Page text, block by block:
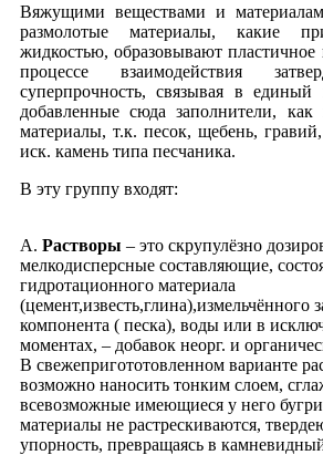
Вяжущими веществами и
размолотые материалы, какие
жидкостью, образовывают пластичное
процессе взаимодействия
суперпрочность, связывая в
добавленные сюда заполнители,
материалы, т.к. песок, щебень,
иск. камень типа песчаника.
В эту группу входят:
А. Растворы – это скрупулёзно
мелкодисперсные составляющие,
гидротационного материала
(цемент,известь,глина),измельчённого
компонента ( песка), воды или в
моментах, – добавок неорг. и
В свежепригототовленном варианте
возможно наносить тонким слоем,
всевозможные имеющиеся у него
материалы не растрескиваются,
упорность, превращаясь в